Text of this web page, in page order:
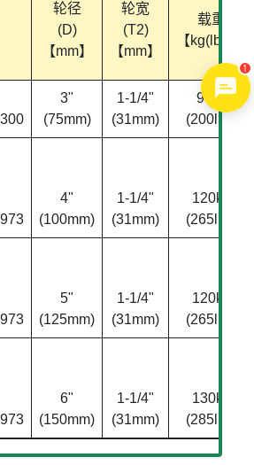
轮径
(D)
【mm】
轮宽
(T2)
【mm】
载重
【kg(lbs)】
3"
(75mm)
1-1/4"
(31mm)
90kg
(200lbs)
4"
(100mm)
1-1/4"
(31mm)
120kg
(265lbs)
5"
(125mm)
1-1/4"
(31mm)
120kg
(265lbs)
6"
(150mm)
1-1/4"
(31mm)
130kg
(285lbs)
1